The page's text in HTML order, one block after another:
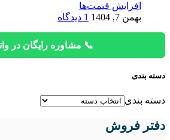
افزایش قیمت‌ها
بهمن 7, 1404
1 دیدگاه
📞 مشاوره رایگان در
دسته بندی
دسته بندی
دفتر فروش